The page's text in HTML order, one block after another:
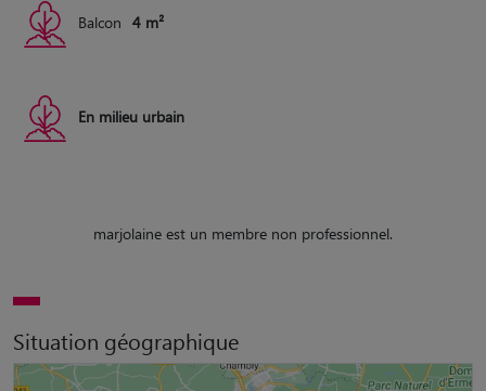
Balcon 4 m²
En milieu urbain
marjolaine est un membre non professionnel.
Situation géographique